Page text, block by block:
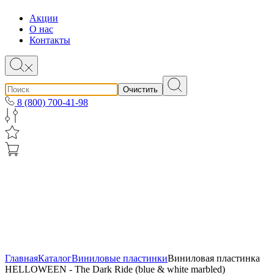
Акции
О нас
Контакты
Очистить
8 (800) 700-41-98
ГлавнаяКаталогВиниловые пластинкиВиниловая пластинка
HELLOWEEN - The Dark Ride (blue & white marbled)